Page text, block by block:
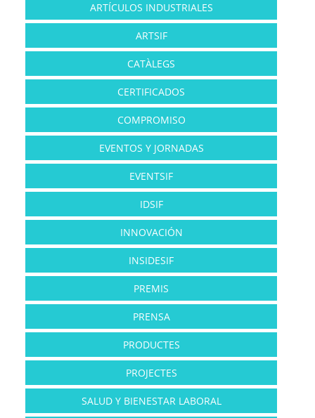
ARTÍCULOS INDUSTRIALES
ARTSIF
CATÀLEGS
CERTIFICADOS
COMPROMISO
EVENTOS Y JORNADAS
EVENTSIF
IDSIF
INNOVACIÓN
INSIDESIF
PREMIS
PRENSA
PRODUCTES
PROJECTES
SALUD Y BIENESTAR LABORAL